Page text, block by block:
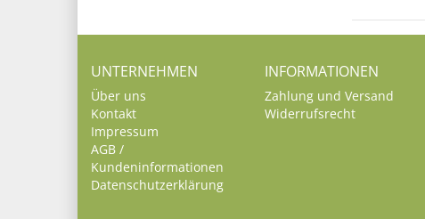
UNTERNEHMEN
Über uns
Kontakt
Impressum
AGB /
Kundeninformationen
Datenschutzerklärung
INFORMATIONEN
Zahlung und Versand
Widerrufsrecht